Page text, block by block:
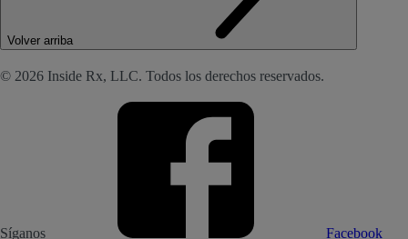
Volver arriba
© 2026 Inside Rx, LLC. Todos los derechos reservados.
Síganos Facebook